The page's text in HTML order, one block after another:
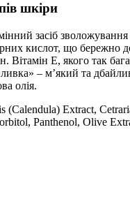
шкіри
засіб
кислот, що
Вітамін E, якого так
– м’який та
олія.
Extract,
Panthenol, Olive